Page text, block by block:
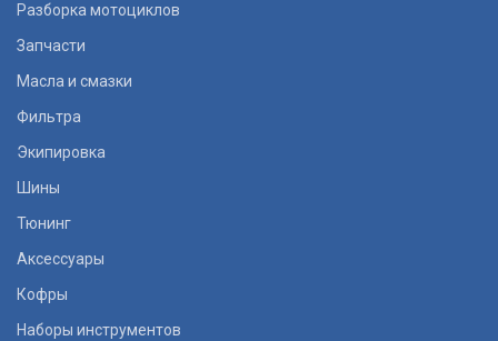
Разборка мотоциклов
Запчасти
Масла и смазки
Фильтра
Экипировка
Шины
Тюнинг
Аксессуары
Кофры
Наборы инструментов